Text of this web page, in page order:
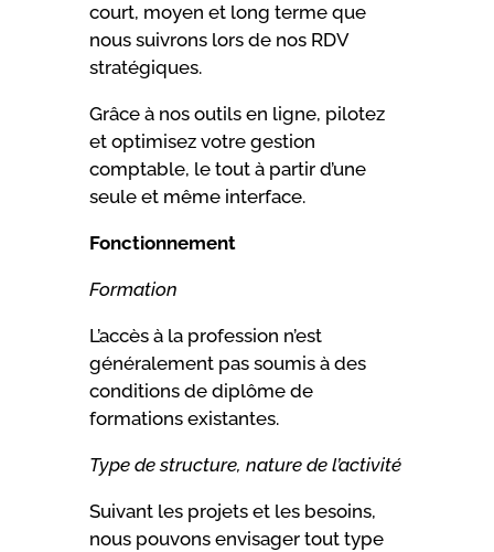
court, moyen et long terme que
nous suivrons lors de nos RDV
stratégiques.
Grâce à nos outils en ligne, pilotez
et optimisez votre gestion
comptable, le tout à partir d’une
seule et même interface.
Fonctionnement
Formation
L’accès à la profession n’est
généralement pas soumis à des
conditions de diplôme de
formations existantes.
Type de structure, nature de l’activité
Suivant les projets et les besoins,
nous pouvons envisager tout type